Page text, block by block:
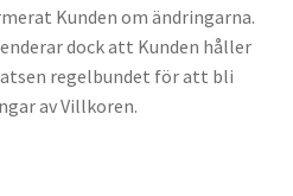
Kunden om ändringarna.
dock att Kunden håller
regelbundet för att bli
av Villkoren.